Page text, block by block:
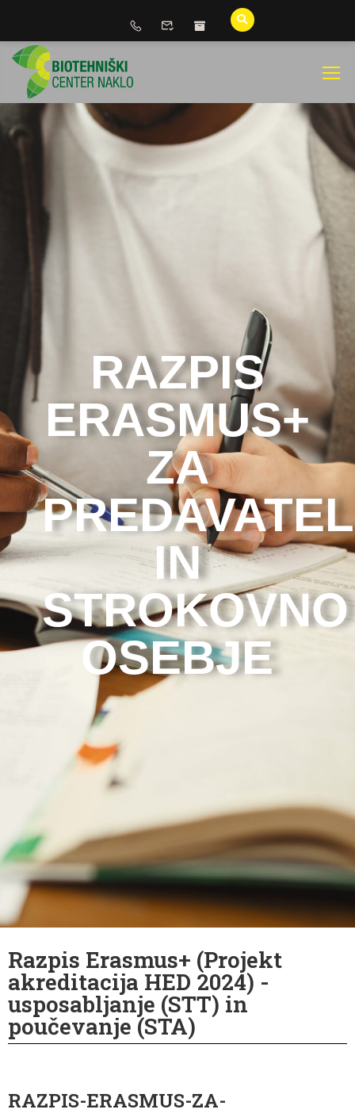
RAZPIS
ERASMUS+
ZA
IN
STROKOVNO
OSEBJE
Razpis Erasmus+ (Projekt
akreditacija HED 2024) -
usposabljanje (STT) in
poučevanje (STA)
RAZPIS-ERASMUS-ZA-